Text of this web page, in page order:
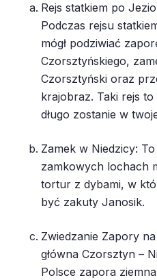
Rejs statkiem po
Podczas rejsu
mógł podziwiać
Czorsztyńskiego,
Czorsztyński oraz
krajobraz. Taki rejs
długo zostanie w
Zamek w Niedzicy:
zamkowych lochach
tortur z dybami, w
być zakuty Janosik.
Zwiedzanie Zapory
główna Czorsztyn –
Polsce zapora